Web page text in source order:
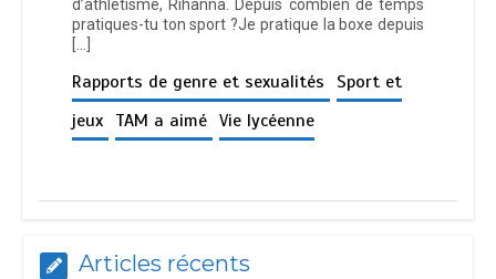
d’athlétisme, Rihanna. Depuis combien de temps
pratiques-tu ton sport ?Je pratique la boxe depuis
[…]
Rapports de genre et sexualités
Sport et
jeux TAM a aimé Vie lycéenne
Articles récents